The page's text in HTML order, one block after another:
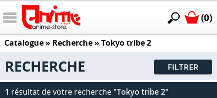
(0)
Catalogue» Recherche » Tokyo tribe 2
RECHERCHE FILTRER
1 résultat de votre recherche "Tokyo tribe 2"